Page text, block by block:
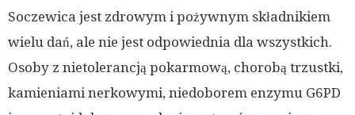
Soczewica jest zdrowym i pożywnym składnikiem
wielu dań, ale nie jest odpowiednia dla wszystkich.
Osoby z nietolerancją pokarmową, chorobą trzustki,
kamieniami nerkowymi, niedoborem enzymu G6PD